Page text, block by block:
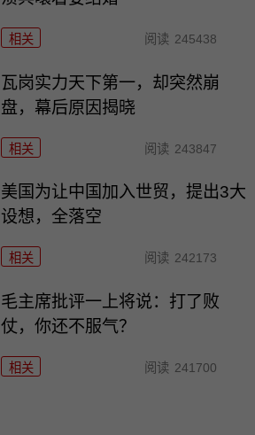
相关 阅读 245438
瓦岗实力天下第一，却突然崩
盘，幕后原因揭晓
相关 阅读 243847
美国为让中国加入世贸，提出3大
设想，全落空
相关 阅读 242173
毛主席批评一上将说：打了败
仗，你还不服气？
相关 阅读 241700